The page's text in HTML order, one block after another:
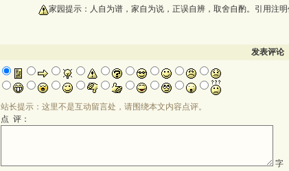
家园提示：人自为谱，家自为说，正误自辨，取舍自酌。引用注明
发表评论
站长提示：这里不是互动留言处，请围绕本文内容点评。
点 评：
字